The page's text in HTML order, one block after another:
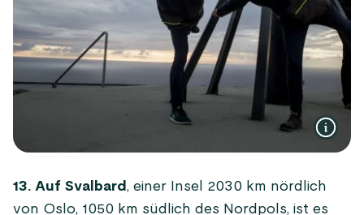
13. Auf Svalbard, einer Insel 2030 km nördlich
von Oslo, 1050 km südlich des Nordpols, ist es